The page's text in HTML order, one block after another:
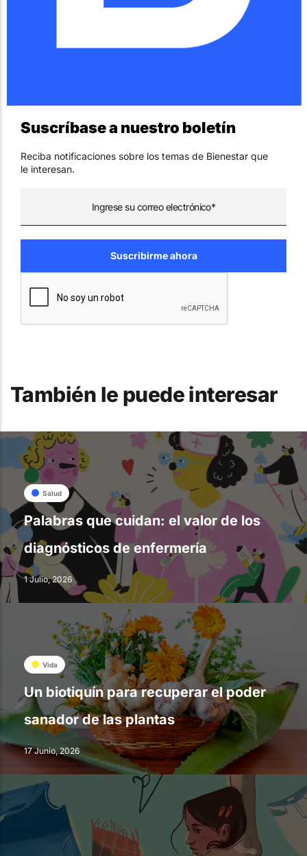
Suscríbase a nuestro boletín
Reciba notificaciones sobre los temas de Bienestar que
le interesan.
También le puede interesar
Salud
Palabras que cuidan: el valor de los
diagnósticos de enfermería
1 Julio, 2026
Vida
Un biotiquín para recuperar el poder
sanador de las plantas
17 Junio, 2026